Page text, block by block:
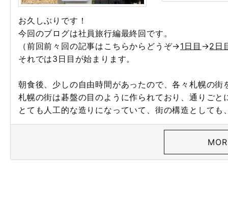
お久しぶりです！
今回のブログは社員旅行編最終回です。
（前回前々回の記事はこちらからどうぞ→1日目 →2日
それでは3日目が始まります。
朝食後、少しの自由時間があったので、各々札幌の
札幌の街は碁盤の目のように作られており、通りご
とても人工的な造りになっていて、街の構造としても